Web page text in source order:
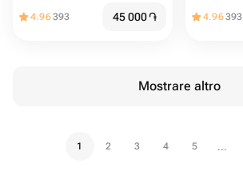
4.96393 45 000֏ 4.96393
Mostrare altro
1 2 3 4 5 ...